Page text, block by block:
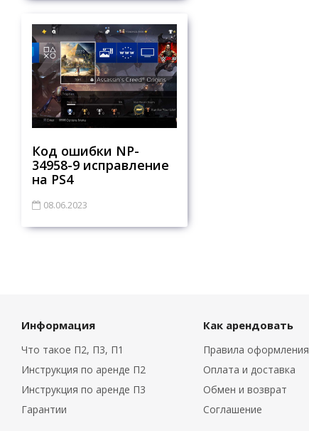
Код ошибки NP-
34958-9 исправление
на PS4
08.06.2023
Информация
Что такое П2, П3, П1
Инструкция по аренде П2
Инструкция по аренде П3
Гарантии
Как арендовать
Правила оформления
Оплата и доставка
Обмен и возврат
Соглашение